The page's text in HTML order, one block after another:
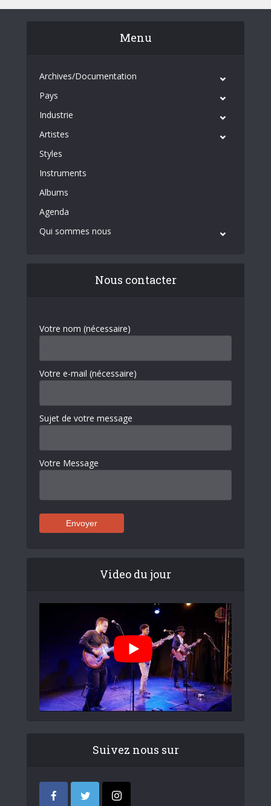
Menu
Archives/Documentation
Pays
Industrie
Artistes
Styles
Instruments
Albums
Agenda
Qui sommes nous
Nous contacter
Votre nom (nécessaire)
Votre e-mail (nécessaire)
Sujet de votre message
Votre Message
Video du jour
Suivez nous sur